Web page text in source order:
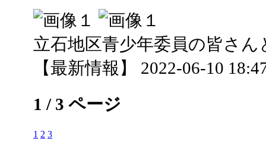
立石地区青少年委員の皆さ
【最新情報】 2022-06-10
1 / 3 ページ
1 2 3